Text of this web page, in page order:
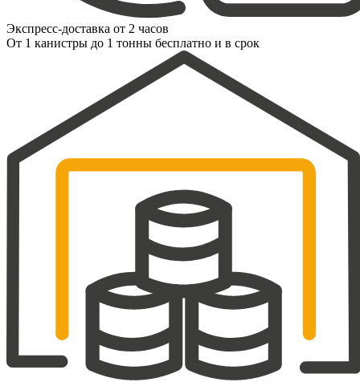
Экспресс-доставка от 2 часов
От 1 канистры до 1 тонны бесплатно и в срок